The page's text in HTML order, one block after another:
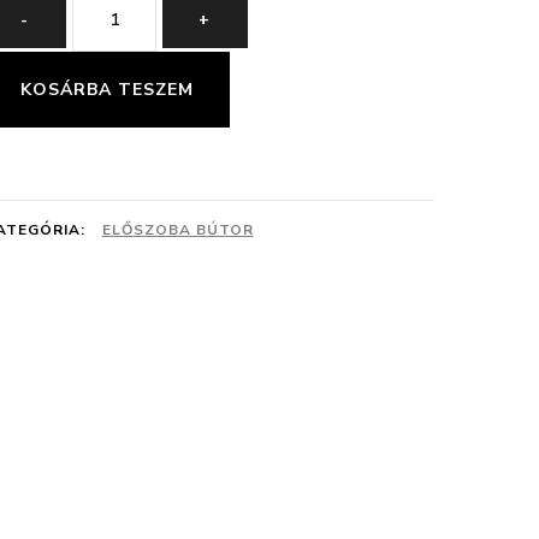
-
cm
Előszobafal
mennyiség
+
KOSÁRBA TESZEM
ELŐSZOBA BÚTOR